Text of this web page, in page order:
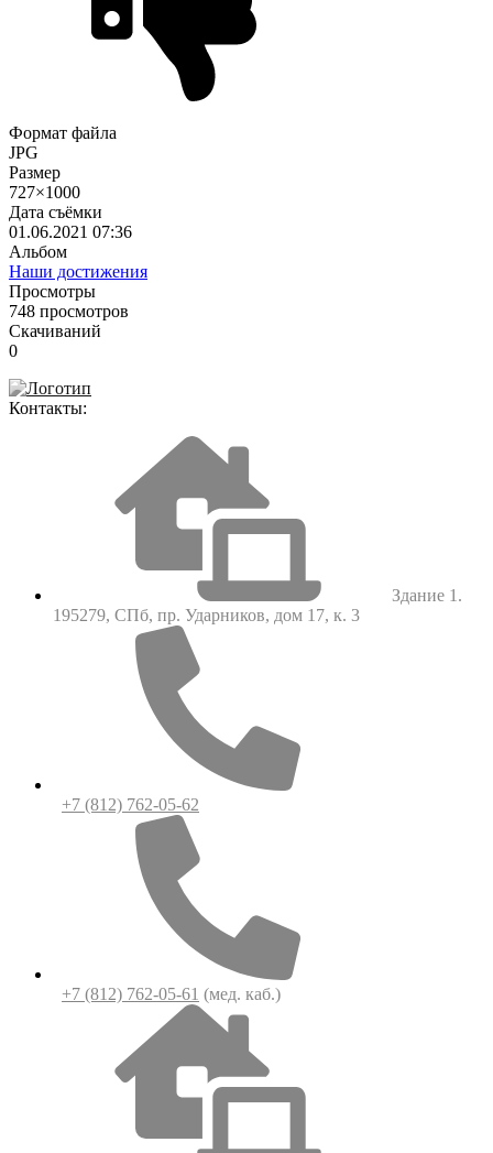
Формат файла
JPG
Размер
727×1000
Дата съёмки
01.06.2021 07:36
Альбом
Наши достижения
Просмотры
748 просмотров
Скачиваний
0
Контакты:
Здание 1.
195279, СПб, пр. Ударников, дом 17, к. 3
+7 (812) 762-05-62
+7 (812) 762-05-61 (мед. каб.)